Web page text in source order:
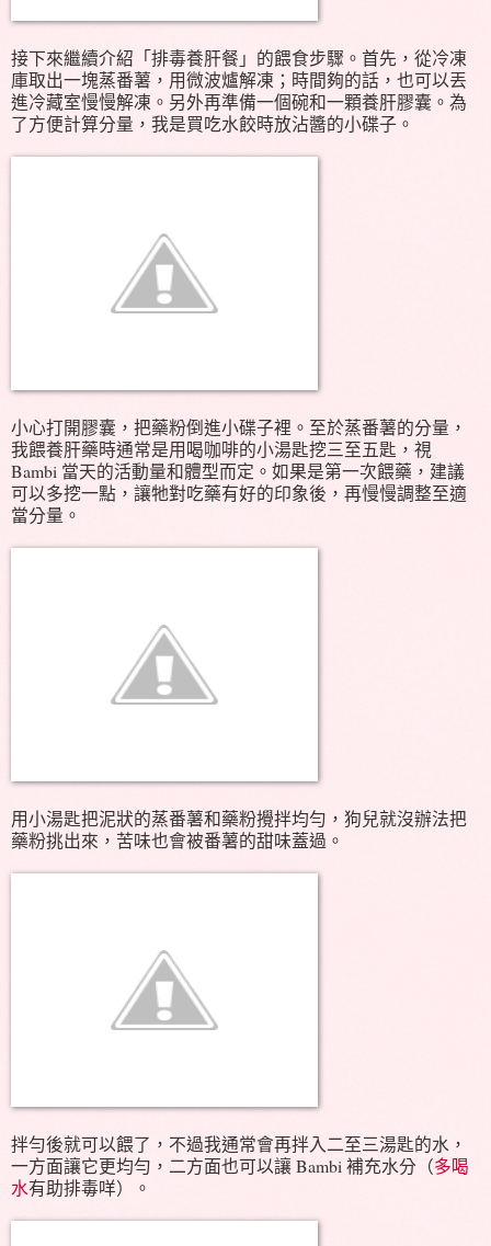
接下來繼續介紹「排毒養肝餐」的餵食步驟。首先，從冷凍
庫取出一塊蒸番薯，用微波爐解凍；時間夠的話，也可以丟
進冷藏室慢慢解凍。另外再準備一個碗和一顆養肝膠囊。為
了方便計算分量，我是買吃水餃時放沾醬的小碟子。
小心打開膠囊，把藥粉倒進小碟子裡。至於蒸番薯的分量，
我餵養肝藥時通常是用喝咖啡的小湯匙挖三至五匙，視
Bambi 當天的活動量和體型而定。如果是第一次餵藥，建議
可以多挖一點，讓牠對吃藥有好的印象後，再慢慢調整至適
當分量。
用小湯匙把泥狀的蒸番薯和藥粉攪拌均勻，狗兒就沒辦法把
藥粉挑出來，苦味也會被番薯的甜味蓋過。
拌勻後就可以餵了，不過我通常會再拌入二至三湯匙的水，
一方面讓它更均勻，二方面也可以讓 Bambi 補充水分（多喝
水有助排毒咩）。